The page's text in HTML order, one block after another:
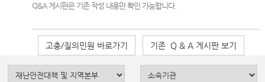
Q&A 게시판은 기존 작성 내용만 확인 가능합니다.
고충/질의민원 바로가기 기존 Q & A 게시판 보기